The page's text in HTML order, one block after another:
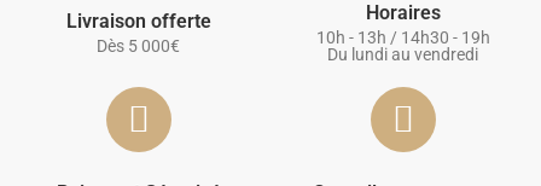
Livraison offerte
Dès 5 000€
Horaires
10h - 13h / 14h30 - 19h
Du lundi au vendredi